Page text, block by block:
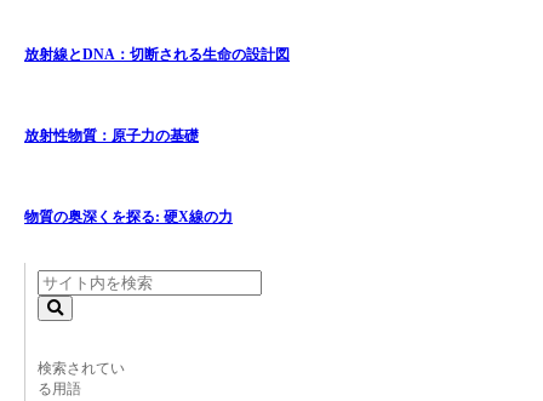
放射線とDNA：切断される生命の設計図
放射性物質：原子力の基礎
物質の奥深くを探る: 硬X線の力
検索されてい
る用語